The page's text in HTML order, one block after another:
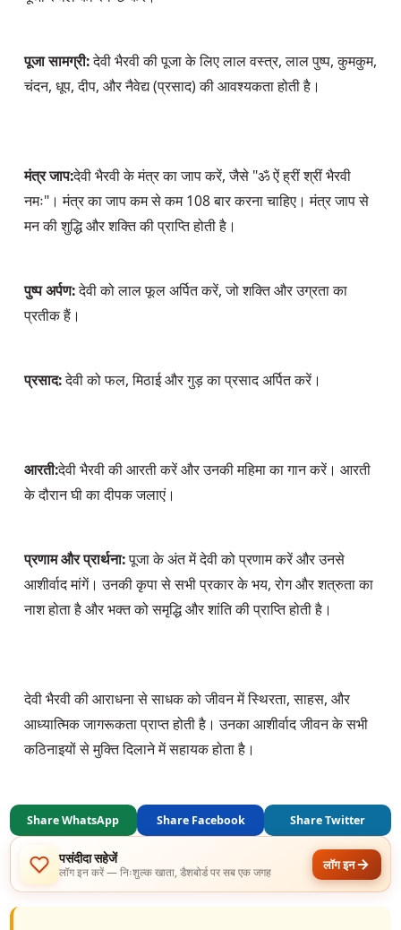
पूजा सामग्री: देवी भैरवी की पूजा के लिए लाल वस्त्र, लाल पुष्प, कुमकुम,
चंदन, धूप, दीप, और नैवेद्य (प्रसाद) की आवश्यकता होती है।
मंत्र जाप:देवी भैरवी के मंत्र का जाप करें, जैसे "ॐ ऐं ह्रीं श्रीं भैरवी
नमः"। मंत्र का जाप कम से कम 108 बार करना चाहिए। मंत्र जाप से
मन की शुद्धि और शक्ति की प्राप्ति होती है।
पुष्प अर्पण: देवी को लाल फूल अर्पित करें, जो शक्ति और उग्रता का
प्रतीक हैं।
प्रसाद: देवी को फल, मिठाई और गुड़ का प्रसाद अर्पित करें।
आरती:देवी भैरवी की आरती करें और उनकी महिमा का गान करें। आरती
के दौरान घी का दीपक जलाएं।
प्रणाम और प्रार्थना: पूजा के अंत में देवी को प्रणाम करें और उनसे
आशीर्वाद मांगें। उनकी कृपा से सभी प्रकार के भय, रोग और शत्रुता का
नाश होता है और भक्त को समृद्धि और शांति की प्राप्ति होती है।
देवी भैरवी की आराधना से साधक को जीवन में स्थिरता, साहस, और
आध्यात्मिक जागरूकता प्राप्त होती है। उनका आशीर्वाद जीवन के सभी
कठिनाइयों से मुक्ति दिलाने में सहायक होता है।
Share WhatsApp Share Facebook Share Twitter
पसंदीदा सहेजें
लॉग इन करें — निःशुल्क खाता, डैशबोर्ड पर सब एक जगह लॉग इन